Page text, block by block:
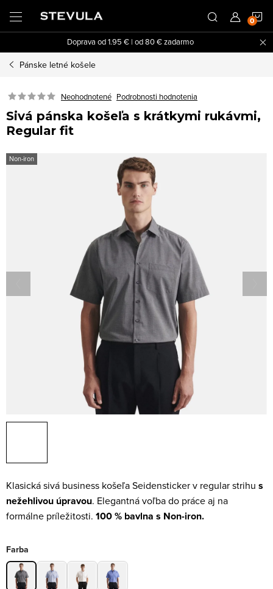
obsah
Doprava od 1.95 € | od 80 € zadarmo
Pánske letné košele
Neohodnotené Podrobnosti hodnotenia
Sivá pánska košeľa s krátkymi rukávmi,
Regular fit
Non-iron
Klasická sivá business košeľa Seidensticker v regular strihu s
nežehlivou úpravou. Elegantná voľba do práce aj na
formálne príležitosti. 100 % bavlna s Non-iron.
Farba